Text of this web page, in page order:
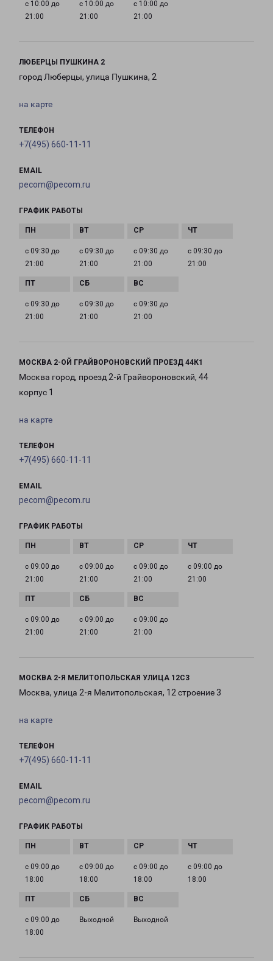
с 10:00 до
21:00
с 10:00 до
21:00
с 10:00 до
21:00
ЛЮБЕРЦЫ ПУШКИНА 2
город Люберцы, улица Пушкина, 2
на карте
ТЕЛЕФОН
+7(495) 660-11-11
EMAIL
pecom@pecom.ru
ГРАФИК РАБОТЫ
с 09:30 до
21:00
с 09:30 до
21:00
с 09:30 до
21:00
с 09:30 до
21:00
с 09:30 до
21:00
с 09:30 до
21:00
с 09:30 до
21:00
МОСКВА 2-ОЙ ГРАЙВОРОНОВСКИЙ ПРОЕЗД 44К1
Москва город, проезд 2-й Грайвороновский, 44
корпус 1
на карте
ТЕЛЕФОН
+7(495) 660-11-11
EMAIL
pecom@pecom.ru
ГРАФИК РАБОТЫ
с 09:00 до
21:00
с 09:00 до
21:00
с 09:00 до
21:00
с 09:00 до
21:00
с 09:00 до
21:00
с 09:00 до
21:00
с 09:00 до
21:00
МОСКВА 2-Я МЕЛИТОПОЛЬСКАЯ УЛИЦА 12С3
Москва, улица 2-я Мелитопольская, 12 строение 3
на карте
ТЕЛЕФОН
+7(495) 660-11-11
EMAIL
pecom@pecom.ru
ГРАФИК РАБОТЫ
с 09:00 до
18:00
с 09:00 до
18:00
с 09:00 до
18:00
с 09:00 до
18:00
с 09:00 до
18:00
Выходной Выходной